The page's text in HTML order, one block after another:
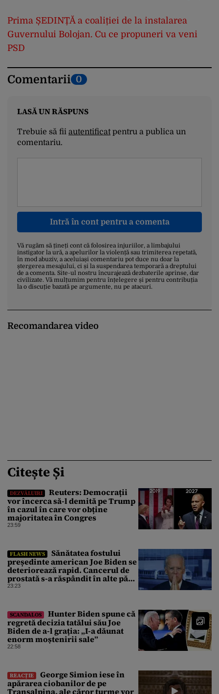
Prima ȘEDINȚĂ a coaliției de la instalarea
Guvernului Bolojan. Cu ce propuneri va veni
PSD
Comentarii 0
LASĂ UN RĂSPUNS
Trebuie să fii autentificatpentru a publica un
comentariu.
Intră în cont pentru a comenta
Vă rugăm să țineți cont că folosirea injuriilor, a limbajului
instigator la ură, a apelurilor la violență sau trimiterea repetată,
în mod abuziv, a aceluiași comentariu pot duce nu doar la
ștergerea mesajului, ci și la suspendarea temporară a dreptului
de a comenta. Site-ul nostru încurajează dezbaterile aprinse, dar
civilizate. Vă mulțumim pentru înțelegere și pentru contribuția
la o discuție bazată pe argumente, nu pe atacuri.
Recomandarea video
Citește Și
DEZVĂLUIRI
Reuters: Democrații
vor încerca să-l demită pe Trump
în cazul în care vor obține
majoritatea în Congres
23:59
FLASH NEWS
Sănătatea fostului
președinte american Joe Biden se
deteriorează rapid. Cancerul de
prostată s-a răspândit în alte părți
ale corpului
23:23
SCANDALOS
Hunter Biden spune că
regretă decizia tatălui său Joe
Biden de a-l grația: „I-a dăunat
enorm moștenirii sale”
22:58
REACȚIE
George Simion iese în
apărarea ciobanilor de pe
Transalpina, ale căror turme vor